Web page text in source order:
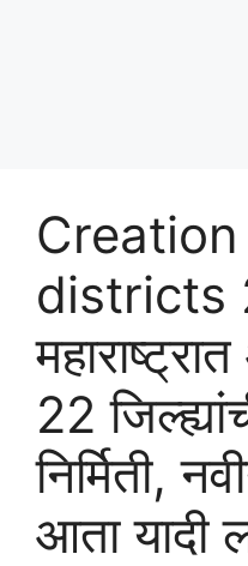
districts
22
निर्मिती,
आता यादी